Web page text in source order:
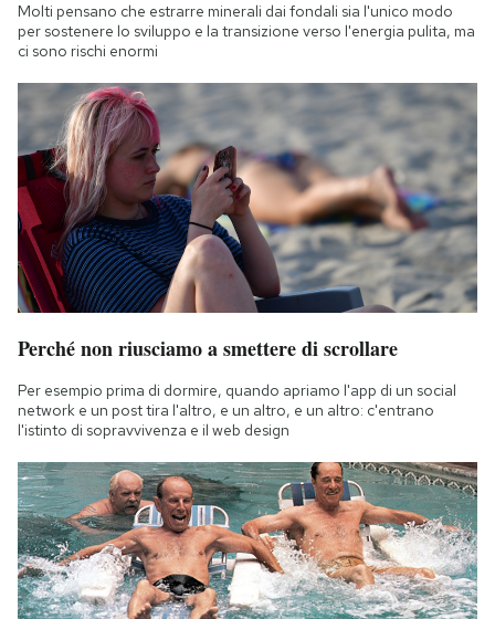
Molti pensano che estrarre minerali dai fondali sia l'unico modo
per sostenere lo sviluppo e la transizione verso l'energia pulita, ma
ci sono rischi enormi
Perché non riusciamo a smettere di scrollare
Per esempio prima di dormire, quando apriamo l'app di un social
network e un post tira l'altro, e un altro, e un altro: c'entrano
l'istinto di sopravvivenza e il web design